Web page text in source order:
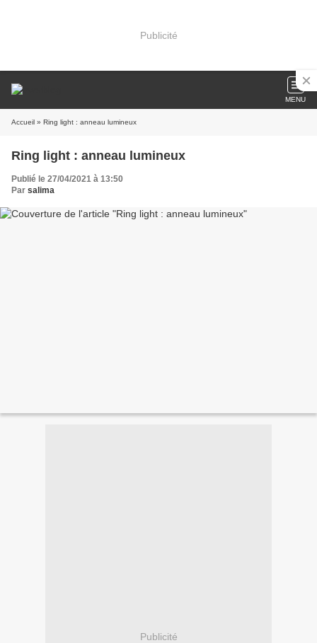
Publicité
MENU
Accueil » Ring light : anneau lumineux
Ring light : anneau lumineux
Publié le 27/04/2021 à 13:50
Par salima
Publicité